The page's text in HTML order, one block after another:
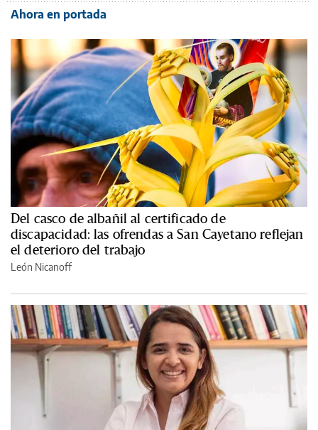
Ahora en portada
Del casco de albañil al certificado de
discapacidad: las ofrendas a San Cayetano reflejan
el deterioro del trabajo
León Nicanoff